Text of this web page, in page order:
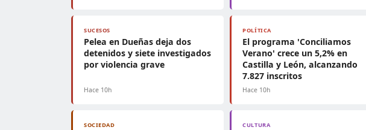
SUCESOS
Pelea en Dueñas deja dos
detenidos y siete investigados
por violencia grave
Hace 10h
POLÍTICA
El programa 'Conciliamos
Verano' crece un 5,2% en
Castilla y León, alcanzando
7.827 inscritos
Hace 10h
SOCIEDAD CULTURA